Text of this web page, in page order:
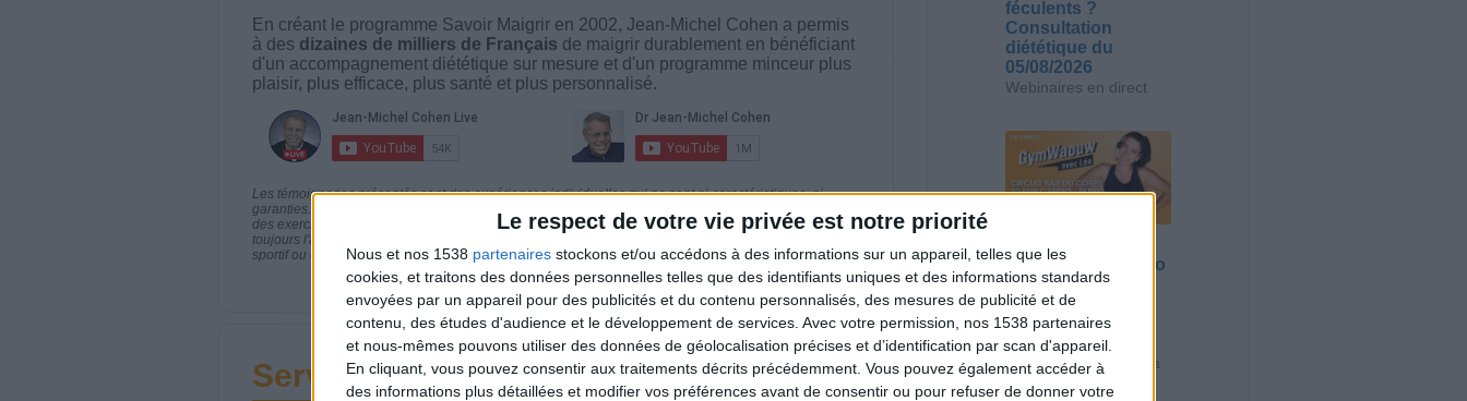
Le respect de votre vie privée est notre priorité
Nous et nos 1538 partenaires stockons et/ou accédons à des informations sur un appareil, telles que les
cookies, et traitons des données personnelles telles que des identifiants uniques et des informations standards
envoyées par un appareil pour des publicités et du contenu personnalisés, des mesures de publicité et de
contenu, des études d'audience et le développement de services. Avec votre permission, nos 1538 partenaires
et nous-mêmes pouvons utiliser des données de géolocalisation précises et d’identification par scan d'appareil.
En cliquant, vous pouvez consentir aux traitements décrits précédemment. Vous pouvez également accéder à
des informations plus détaillées et modifier vos préférences avant de consentir ou pour refuser de donner votre
En créant le programme Savoir Maigrir en 2002, Jean-Michel Cohen a permis
à des dizaines de milliers de Français de maigrir durablement en bénéficiant
d'un accompagnement diététique sur mesure et d'un programme minceur plus
plaisir, plus efficace, plus santé et plus personnalisé.
Les témoignages présentés sont des expériences individuelles qui ne sont ni caractéristiques, ni
garanties. Comme pour tout programme de rééquilibrage alimentaire, des plans de repas contrôlés et
des exercices physiques réguliers sont nécessaires pour perdre du poids à long terme. Demandez
toujours l'avis de votre médecin traitant avant d'entreprendre un régime amincissant, un programme
sportif ou de modifier vos habitudes nutritionnelles.
Service-client & Motivation
féculents ?
Consultation
diététique du
05/08/2026
Webinaires en direct
Bas du Corps en
Feu : 30 min Cardio
+ Renfo Muscu |
GymWaouw 8H
avec Léa du
03/09/2025
Sport pour maigrir à la
maison